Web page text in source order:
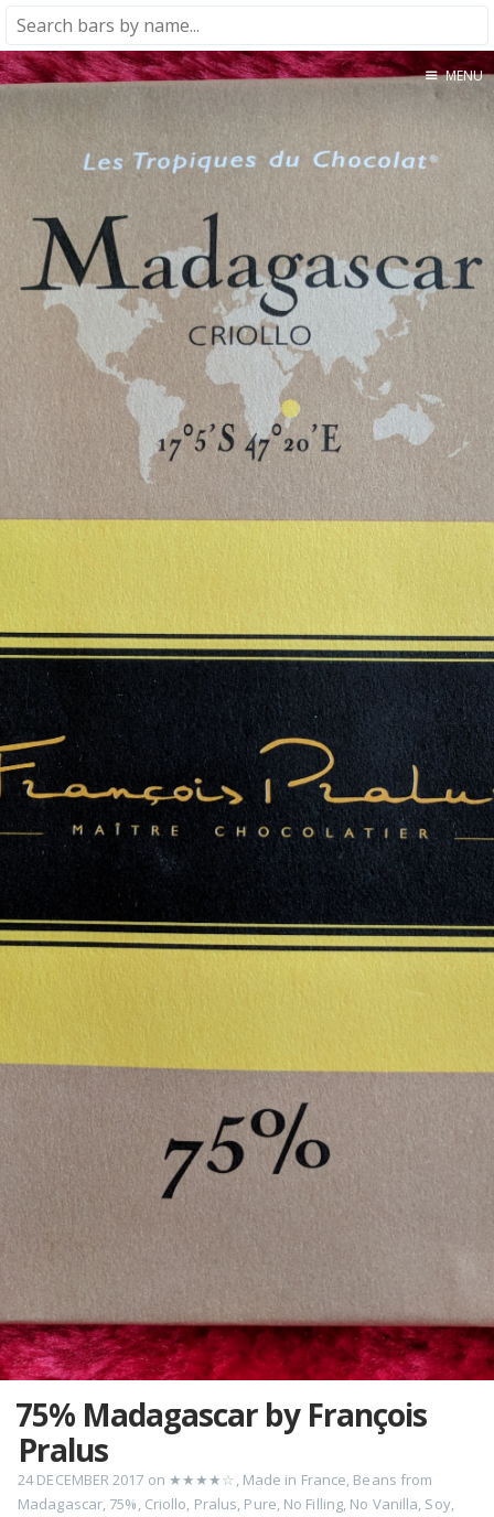
Home
★★★★★
★★★☆☆
★★☆☆☆
★☆☆☆☆
Meta
Privacy Policy
MENU
75% Madagascar by François
Pralus
24 DECEMBER 2017 on ★★★★☆, Made in France, Beans from
Madagascar, 75%, Criollo, Pralus, Pure, No Filling, No Vanilla, Soy,